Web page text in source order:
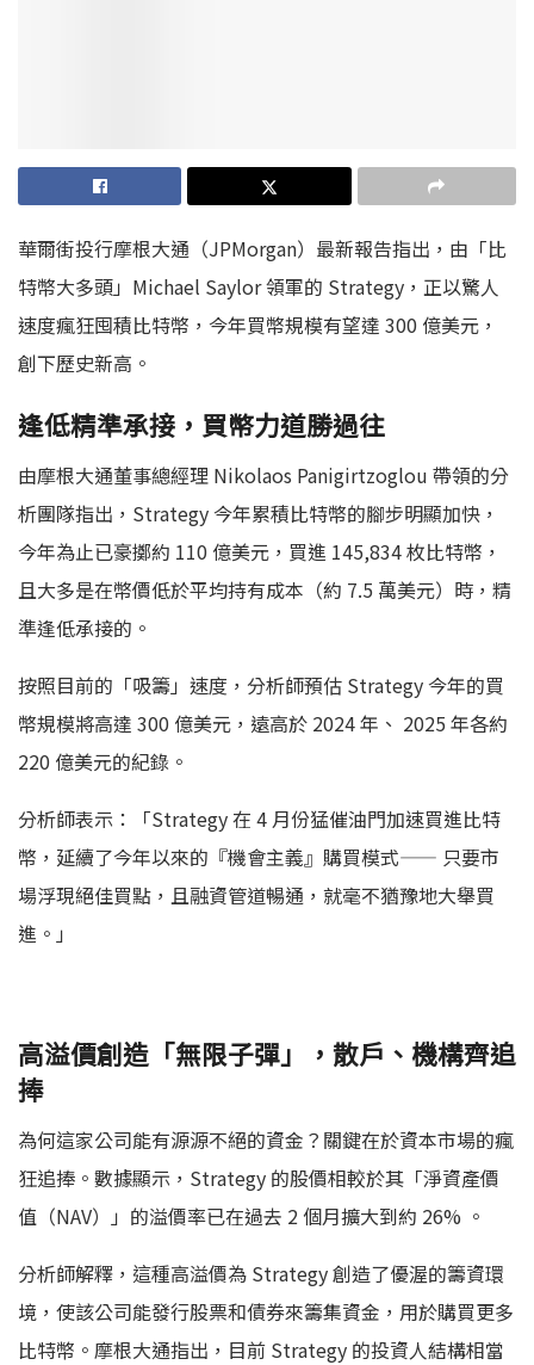
華爾街投行摩根大通（JPMorgan）最新報告指出，由「比
特幣大多頭」Michael Saylor 領軍的 Strategy，正以驚人
速度瘋狂囤積比特幣，今年買幣規模有望達 300 億美元，
創下歷史新高。
逢低精準承接，買幣力道勝過往
由摩根大通董事總經理 Nikolaos Panigirtzoglou 帶領的分
析團隊指出，Strategy 今年累積比特幣的腳步明顯加快，
今年為止已豪擲約 110 億美元，買進 145,834 枚比特幣，
且大多是在幣價低於平均持有成本（約 7.5 萬美元）時，精
準逢低承接的。
按照目前的「吸籌」速度，分析師預估 Strategy 今年的買
幣規模將高達 300 億美元，遠高於 2024 年、 2025 年各約
220 億美元的紀錄。
分析師表示：「Strategy 在 4 月份猛催油門加速買進比特
幣，延續了今年以來的『機會主義』購買模式—— 只要市
場浮現絕佳買點，且融資管道暢通，就毫不猶豫地大舉買
進。」
高溢價創造「無限子彈」，散戶、機構齊追
捧
為何這家公司能有源源不絕的資金？關鍵在於資本市場的瘋
狂追捧。數據顯示，Strategy 的股價相較於其「淨資產價
值（NAV）」的溢價率已在過去 2 個月擴大到約 26% 。
分析師解釋，這種高溢價為 Strategy 創造了優渥的籌資環
境，使該公司能發行股票和債券來籌集資金，用於購買更多
比特幣。摩根大通指出，目前 Strategy 的投資人結構相當